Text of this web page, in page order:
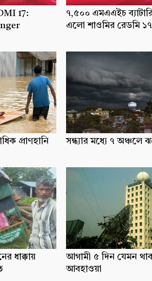
17:
৭,৫০০ এমএএইচ
এলো শাওমির রেডমি ১৭
প্রাণহানি সন্ধ্যার মধ্যে ৭ অঞ্চলে
ধাক্কায়
আগামী ৫ দিন যেমন
আবহাওয়া